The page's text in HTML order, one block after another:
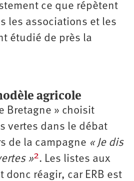
ce que répètent
les associations et les
étudié de près la
agricole
Bretagne » choisit
vertes dans le débat
de la campagne « Je dis
»2. Les listes aux
donc réagir, car ERB est